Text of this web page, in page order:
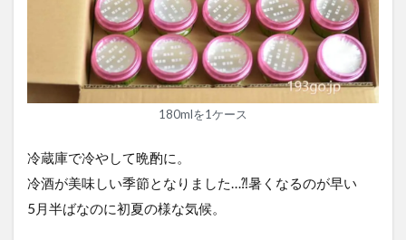
180mlを1ケース
冷蔵庫で冷やして晩酌に。
冷酒が美味しい季節となりました…⁈暑くなるのが早い
5月半ばなのに初夏の様な気候。